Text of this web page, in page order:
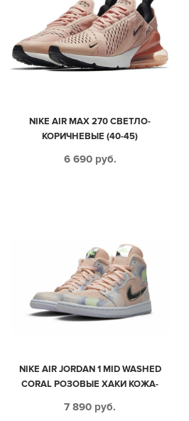
NIKE AIR MAX 270 СВЕТЛО-
КОРИЧНЕВЫЕ (40-45)
6 690 руб.
NIKE AIR JORDAN 1 MID WASHED
CORAL РОЗОВЫЕ ХАКИ КОЖА-
7 890 руб.